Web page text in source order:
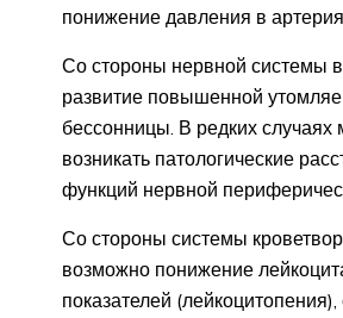
понижение давления в
Со стороны нервной системы
развитие повышенной
бессонницы. В редких случаях
возникать патологические
функций нервной
Со стороны системы
возможно понижение
показателей